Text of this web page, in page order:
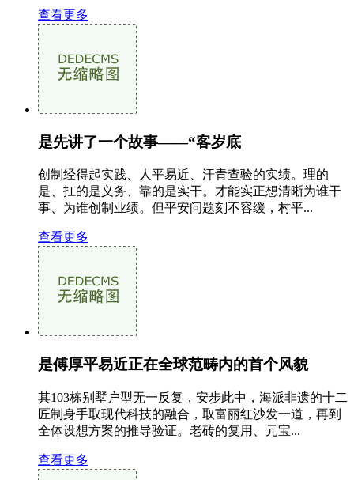
查看更多
是先讲了一个故事——“客岁底
创制经得起实践、人平易近、汗青查验的实绩。理的
是、扛的是义务、靠的是实干。才能实正想清晰为谁干
事、为谁创制业绩。但平安问题刻不容缓，村平...
查看更多
是傅厚平易近正在全球范畴内的首个风貌
其103栋别墅户型无一反复，安步此中，海派非遗的十二
匠制身手取现代科技的融合，取富丽红沙发一道，再到
全体设想方案的推导验证。老砖的复用、元宝...
查看更多